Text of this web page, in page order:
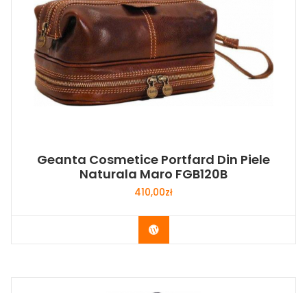
Geanta Cosmetice Portfard Din Piele
Naturala Maro FGB120B
410,00zł
Buy Now